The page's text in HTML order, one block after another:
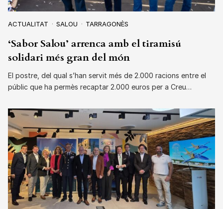
ACTUALITAT SALOU TARRAGONÈS
‘Sabor Salou’ arrenca amb el tiramisú
solidari més gran del món
El postre, del qual s’han servit més de 2.000 racions entre el
públic que ha permès recaptar 2.000 euros per a Creu…